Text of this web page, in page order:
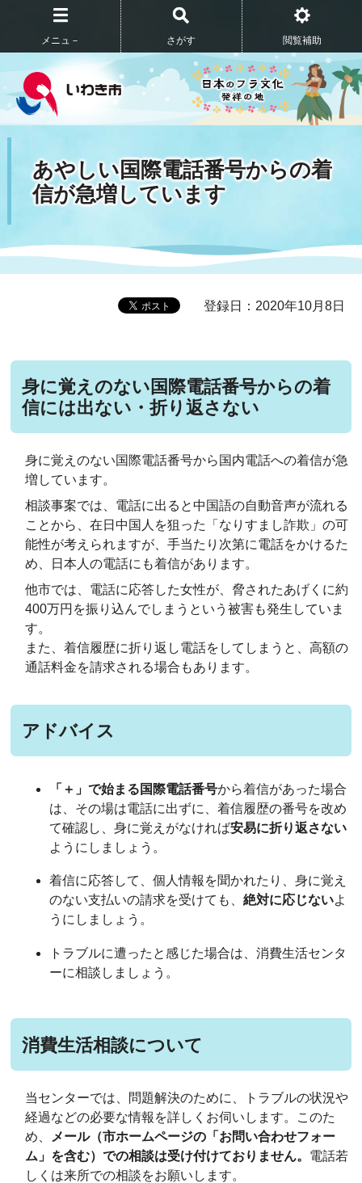
メニュ－ さがす 閲覧補助
あやしい国際電話番号からの着
信が急増しています
登録日：2020年10月8日
身に覚えのない国際電話番号からの着
信には出ない・折り返さない
身に覚えのない国際電話番号から国内電話への着信が急
増しています。
相談事案では、電話に出ると中国語の自動音声が流れる
ことから、在日中国人を狙った「なりすまし詐欺」の可
能性が考えられますが、手当たり次第に電話をかけるた
め、日本人の電話にも着信があります。
他市では、電話に応答した女性が、脅されたあげくに約
400万円を振り込んでしまうという被害も発生していま
す。
また、着信履歴に折り返し電話をしてしまうと、高額の
通話料金を請求される場合もあります。
アドバイス
「 ＋」で始まる国際電話番号から着信があった場合
は、その場は電話に出ずに、着信履歴の番号を改め
て確認し、身に覚えがなければ安易に折り返さない
ようにしましょう。
着信に応答して、個人情報を聞かれたり、身に覚え
のない支払いの請求を受けても、絶対に応じないよ
うにしましょう。
トラブルに遭ったと感じた場合は、消費生活センタ
ーに相談しましょう。
消費生活相談について
当センターでは、問題解決のために、トラブルの状況や
経過などの必要な情報を詳しくお伺いします。このた
め、
メール（市ホームページの「お問い合わせフォー
ム」を含む）での相談は受け付けておりません。 電話若
しくは来所での相談をお願いします。